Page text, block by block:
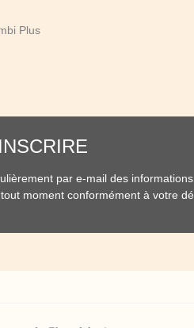
Plus
par e-mail des
moment conformément à votre